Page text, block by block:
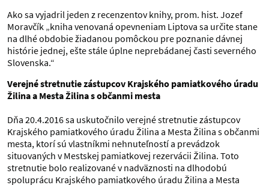
Ako sa vyjadril jeden z recenzentov knihy, prom. hist. Jozef
Moravčík „kniha venovaná opevneniam Liptova sa určite stane
na dlhé obdobie žiadanou pomôckou pre poznanie dávnej
histórie jednej, ešte stále úplne neprebádanej časti severného
Slovenska.“
Verejné stretnutie zástupcov Krajského pamiatkového úradu
Žilina a Mesta Žilina s občanmi mesta
Dňa 20.4.2016 sa uskutočnilo verejné stretnutie zástupcov
Krajského pamiatkového úradu Žilina a Mesta Žilina s občanmi
mesta, ktorí sú vlastníkmi nehnuteľností a prevádzok
situovaných v Mestskej pamiatkovej rezervácii Žilina. Toto
stretnutie bolo realizované v nadväznosti na dlhodobú
spoluprácu Krajského pamiatkového úradu Žilina a Mesta